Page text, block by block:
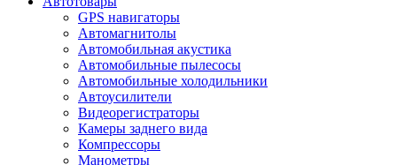
GPS навигаторы
Автомагнитолы
Автомобильная акустика
Автомобильные пылесосы
Автомобильные холодильники
Автоусилители
Видеорегистраторы
Камеры заднего вида
Компрессоры
Манометры